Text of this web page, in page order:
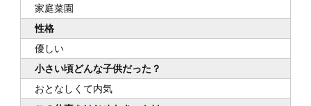
家庭菜園
性格
優しい
小さい頃どんな子供だった？
おとなしくて内気